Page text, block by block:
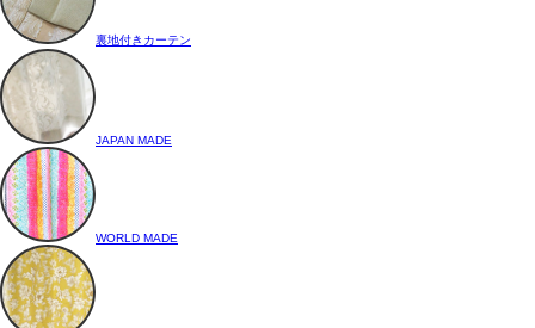
裏地付きカーテン
JAPAN MADE
WORLD MADE